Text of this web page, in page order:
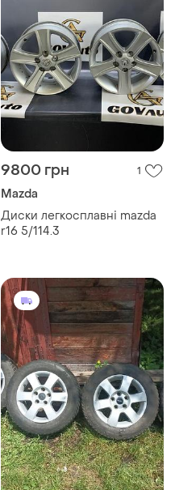
9800 грн 1
Mazda
Диски легкосплавні mazda
r16 5/114.3